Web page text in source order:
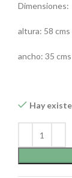
Dimensiones:
altura: 58 cms
ancho: 35 cms
Hay